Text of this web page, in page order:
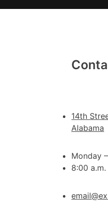
14th
Alabama
Monday
8:00